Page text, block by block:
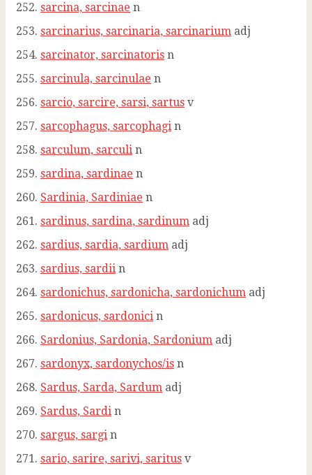
sarcina, sarcinae n
sarcinarius, sarcinaria, sarcinarium adj
sarcinator, sarcinatoris n
sarcinula, sarcinulae n
sarcio, sarcire, sarsi, sartus v
sarcophagus, sarcophagi n
sarculum, sarculi n
sardina, sardinae n
Sardinia, Sardiniae n
sardinus, sardina, sardinum adj
sardius, sardia, sardium adj
sardius, sardii n
sardonichus, sardonicha, sardonichum adj
sardonicus, sardonici n
Sardonius, Sardonia, Sardonium adj
sardonyx, sardonychos/is n
Sardus, Sarda, Sardum adj
Sardus, Sardi n
sargus, sargi n
sario, sarire, sarivi, saritus v